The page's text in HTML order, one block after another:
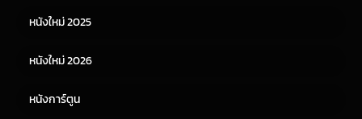
หนังจีน
หนังใหม่ 2025
หนังใหม่ 2026
หนังการ์ตูน